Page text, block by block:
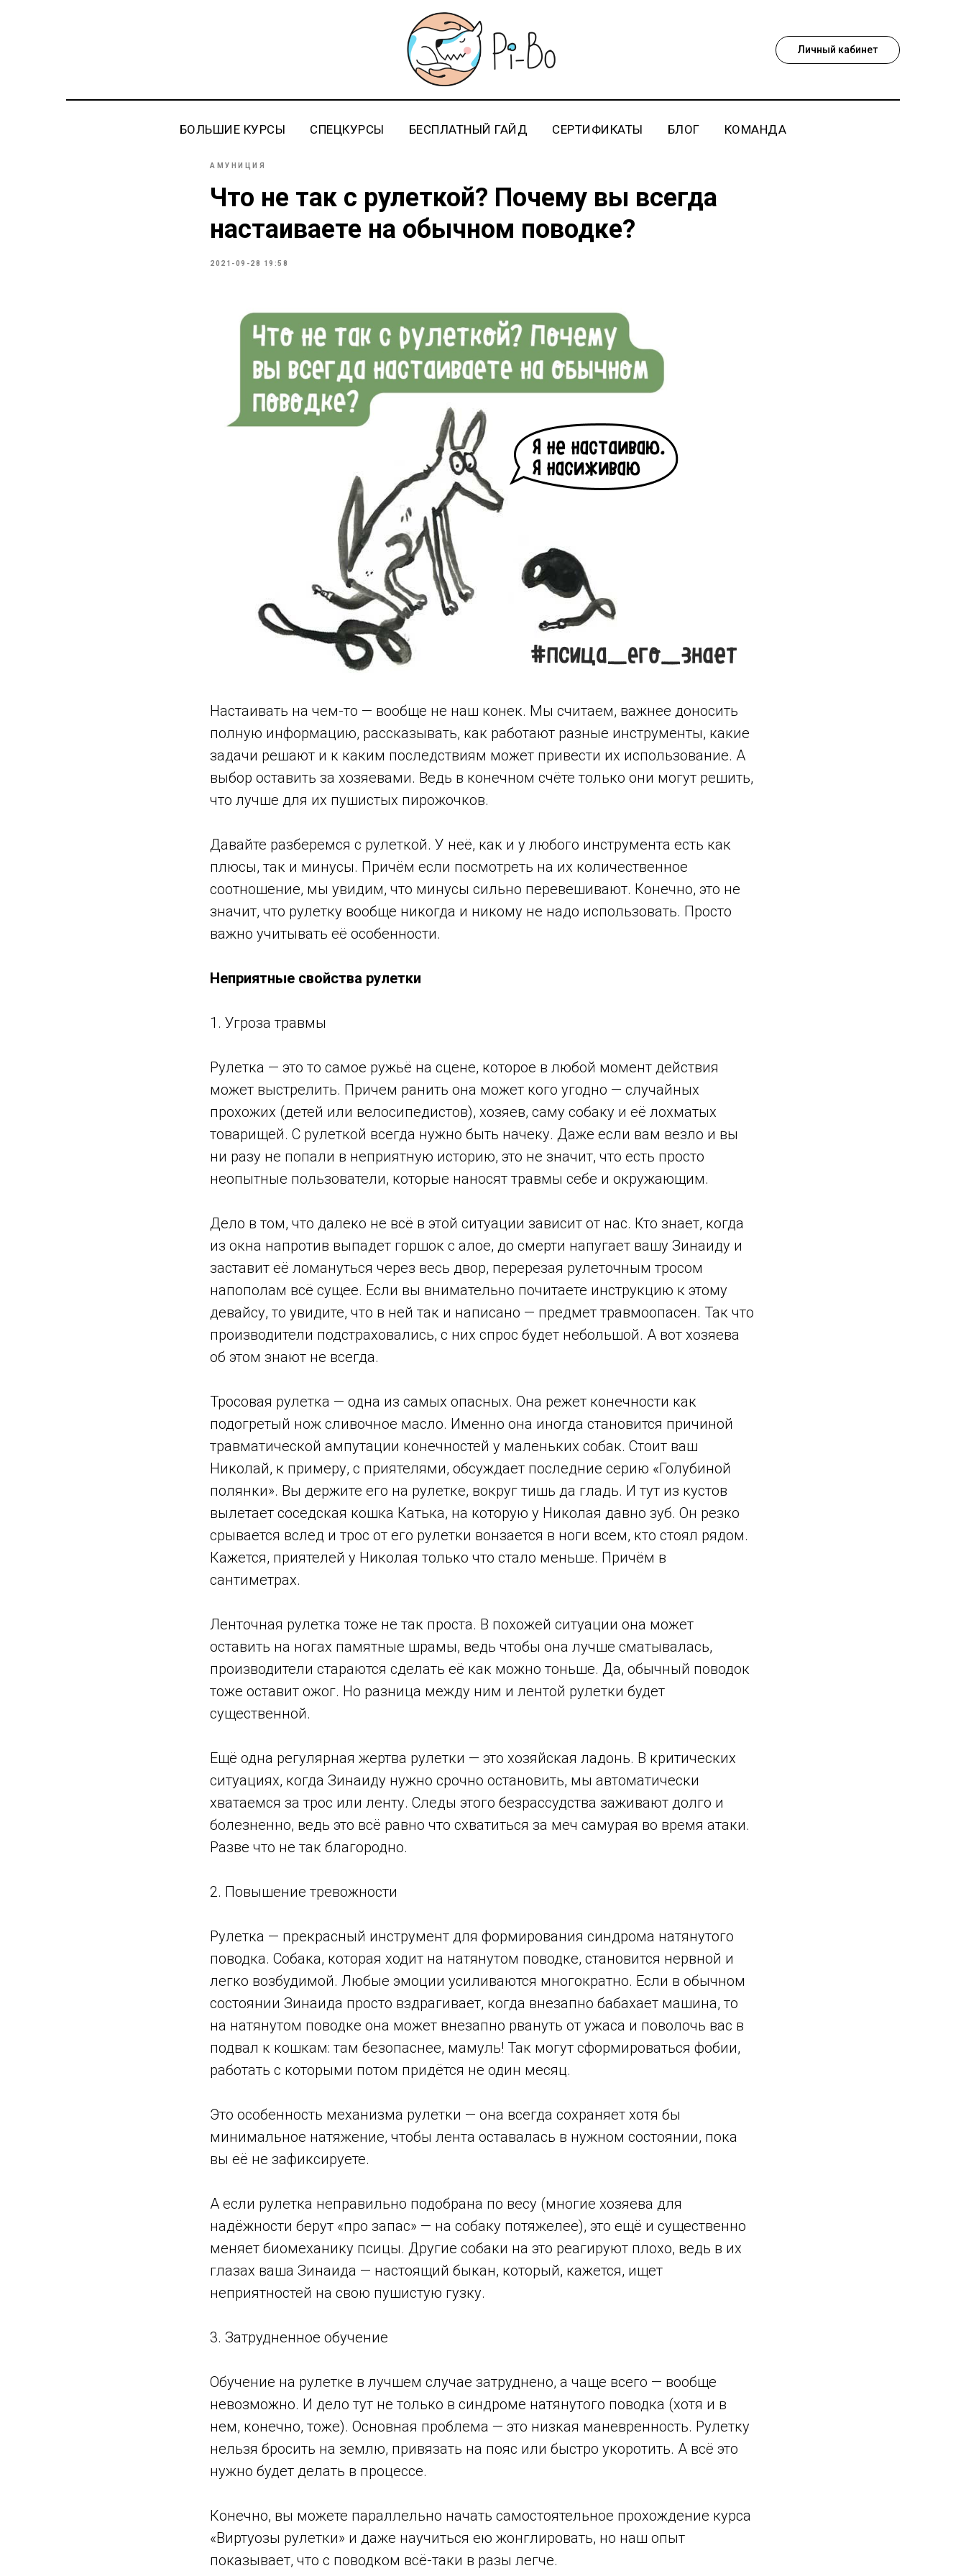
Личный кабинет
БОЛЬШИЕ КУРСЫ СПЕЦКУРСЫ БЕСПЛАТНЫЙ ГАЙД СЕРТИФИКАТЫ БЛОГ КОМАНДА
АМУНИЦИЯ
Что не так с рулеткой? Почему вы всегда
настаиваете на обычном поводке?
2021-09-28 19:58
Настаивать на чем-то — вообще не наш конек. Мы считаем, важнее доносить
полную информацию, рассказывать, как работают разные инструменты, какие
задачи решают и к каким последствиям может привести их использование. А
выбор оставить за хозяевами. Ведь в конечном счёте только они могут решить,
что лучше для их пушистых пирожочков.
Давайте разберемся с рулеткой. У неё, как и у любого инструмента есть как
плюсы, так и минусы. Причём если посмотреть на их количественное
соотношение, мы увидим, что минусы сильно перевешивают. Конечно, это не
значит, что рулетку вообще никогда и никому не надо использовать. Просто
важно учитывать её особенности.
Неприятные свойства рулетки
1. Угроза травмы
Рулетка — это то самое ружьё на сцене, которое в любой момент действия
может выстрелить. Причем ранить она может кого угодно — случайных
прохожих (детей или велосипедистов), хозяев, саму собаку и её лохматых
товарищей. С рулеткой всегда нужно быть начеку. Даже если вам везло и вы
ни разу не попали в неприятную историю, это не значит, что есть просто
неопытные пользователи, которые наносят травмы себе и окружающим.
Дело в том, что далеко не всё в этой ситуации зависит от нас. Кто знает, когда
из окна напротив выпадет горшок с алое, до смерти напугает вашу Зинаиду и
заставит её ломануться через весь двор, перерезая рулеточным тросом
напополам всё сущее. Если вы внимательно почитаете инструкцию к этому
девайсу, то увидите, что в ней так и написано — предмет травмоопасен. Так что
производители подстраховались, с них спрос будет небольшой. А вот хозяева
об этом знают не всегда.
Тросовая рулетка — одна из самых опасных. Она режет конечности как
подогретый нож сливочное масло. Именно она иногда становится причиной
травматической ампутации конечностей у маленьких собак. Стоит ваш
Николай, к примеру, с приятелями, обсуждает последние серию «Голубиной
полянки». Вы держите его на рулетке, вокруг тишь да гладь. И тут из кустов
вылетает соседская кошка Катька, на которую у Николая давно зуб. Он резко
срывается вслед и трос от его рулетки вонзается в ноги всем, кто стоял рядом.
Кажется, приятелей у Николая только что стало меньше. Причём в
сантиметрах.
Ленточная рулетка тоже не так проста. В похожей ситуации она может
оставить на ногах памятные шрамы, ведь чтобы она лучше сматывалась,
производители стараются сделать её как можно тоньше. Да, обычный поводок
тоже оставит ожог. Но разница между ним и лентой рулетки будет
существенной.
Ещё одна регулярная жертва рулетки — это хозяйская ладонь. В критических
ситуациях, когда Зинаиду нужно срочно остановить, мы автоматически
хватаемся за трос или ленту. Следы этого безрассудства заживают долго и
болезненно, ведь это всё равно что схватиться за меч самурая во время атаки.
Разве что не так благородно.
2. Повышение тревожности
Рулетка — прекрасный инструмент для формирования синдрома натянутого
поводка. Собака, которая ходит на натянутом поводке, становится нервной и
легко возбудимой. Любые эмоции усиливаются многократно. Если в обычном
состоянии Зинаида просто вздрагивает, когда внезапно бабахает машина, то
на натянутом поводке она может внезапно рвануть от ужаса и поволочь вас в
подвал к кошкам: там безопаснее, мамуль! Так могут сформироваться фобии,
работать с которыми потом придётся не один месяц.
Это особенность механизма рулетки — она всегда сохраняет хотя бы
минимальное натяжение, чтобы лента оставалась в нужном состоянии, пока
вы её не зафиксируете.
А если рулетка неправильно подобрана по весу (многие хозяева для
надёжности берут «про запас» — на собаку потяжелее), это ещё и существенно
меняет биомеханику псицы. Другие собаки на это реагируют плохо, ведь в их
глазах ваша Зинаида — настоящий быкан, который, кажется, ищет
неприятностей на свою пушистую гузку.
3. Затрудненное обучение
Обучение на рулетке в лучшем случае затруднено, а чаще всего — вообще
невозможно. И дело тут не только в синдроме натянутого поводка (хотя и в
нем, конечно, тоже). Основная проблема — это низкая маневренность. Рулетку
нельзя бросить на землю, привязать на пояс или быстро укоротить. А всё это
нужно будет делать в процессе.
Конечно, вы можете параллельно начать самостоятельное прохождение курса
«Виртуозы рулетки» и даже научиться ею жонглировать, но наш опыт
показывает, что с поводком всё-таки в разы легче.